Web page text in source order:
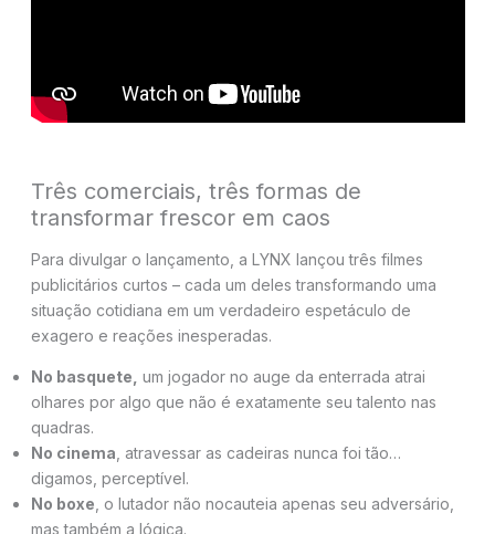
Três comerciais, três formas de
transformar frescor em caos
Para divulgar o lançamento, a LYNX lançou três filmes
publicitários curtos – cada um deles transformando uma
situação cotidiana em um verdadeiro espetáculo de
exagero e reações inesperadas.
No basquete, um jogador no auge da enterrada atrai
olhares por algo que não é exatamente seu talento nas
quadras.
No cinema , atravessar as cadeiras nunca foi tão…
digamos, perceptível.
No boxe , o lutador não nocauteia apenas seu adversário,
mas também a lógica.